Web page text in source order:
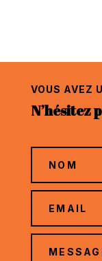
VOUS AVEZ
N’hésitez